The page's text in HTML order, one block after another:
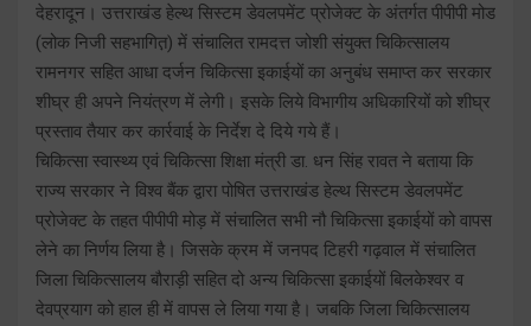
देहरादून। उत्तराखंड हेल्थ सिस्टम डेवलपमेंट प्रोजेक्ट के अंतर्गत पीपीपी मोड
(लोक निजी सहभागित़) में संचालित रामदत्त जोशी संयुक्त चिकित्सालय
रामनगर सहित आधा दर्जन चिकित्सा इकाईयों का अनुबंध समाप्त कर सरकार
शीघ्र ही अपने नियंत्रण में लेगी। इसके लिये विभागीय अधिकारियों को शीघ्र
प्रस्ताव तैयार कर कार्रवाई के निर्देश दे दिये गये हैं।
चिकित्सा स्वास्थ्य एवं चिकित्सा शिक्षा मंत्री डा. धन सिंह रावत ने बताया कि
राज्य सरकार ने विश्व बैंक द्वारा पोषित उत्तराखंड हेल्थ सिस्टम डेवलपमेंट
प्रोजेक्ट के तहत पीपीपी मोड़ में संचालित सभी नौ चिकित्सा इकाईयों को वापस
लेने का निर्णय लिया है। जिसके क्रम में जनपद टिहरी गढ़वाल में संचालित
जिला चिकित्सालय बौराड़ी सहित दो अन्य चिकित्सा इकाईयों बिलकेश्वर व
देवप्रयाग को हाल ही में वापस ले लिया गया है। जबकि जिला चिकित्सालय